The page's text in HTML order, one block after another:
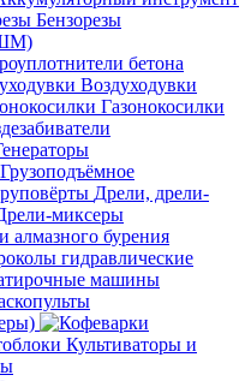
Бензорезы
бетона
Воздуходувки
Газонокосилки
Грузоподъёмное
Дрели, дрели-
миксеры
алмазного бурения
гидравлические
машины
Культиваторы и